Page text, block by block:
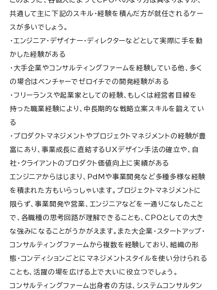
共通して主に下記のスキル・経験を積んだ方が就任されるケー
スが多いでしょう。
・エンジニア・デザイナー・ディレクターなどとして実際に手を動
かした経験がある
・大手企業やコンサルティングファームを経験している他、多く
の場合はベンチャーでゼロイチでの開発経験がある
・フリーランスや起業家としての経験、もしくは経営者目線を
持った職業経験により、中長期的な戦略立案スキルを鍛えてい
る
・プロダクトマネジメントやプロジェクトマネジメントの経験が豊
富にあり、事業成長に直結するUXデザイン手法の確立や、自
社・クライアントのプロダクト価値向上に実績がある
エンジニアからはじまり、PdMや事業開発など多種多様な経験
を積まれた方もいらっしゃいます。プロジェクトマネジメントに
限らず、事業開発や営業、エンジニアなどを一通りこなしたこと
で、各職種の思考回路が理解できることも、CPOとしての大き
な強みになることがうかがえます。また大企業・スタートアップ・
コンサルティングファームから複数を経験しており、組織の形
態・コンディションごとにマネジメントスタイルを使い分けられる
ことも、活躍の場を広げる上で大いに役立つでしょう。
コンサルティングファーム出身者の方は、システムコンサルタン